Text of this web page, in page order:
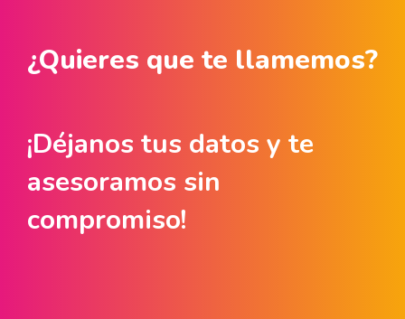
¿Quieres que te llamemos?
¡Déjanos tus datos y te
asesoramos sin
compromiso!